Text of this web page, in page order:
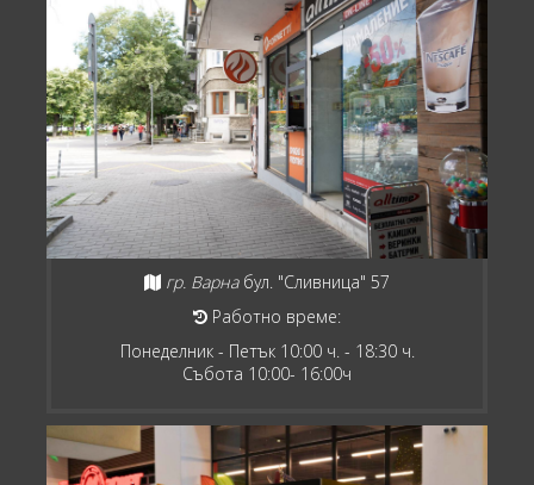
гр. Варна бул. "Сливница" 57
Работно време:
Понеделник - Петък 10:00 ч. - 18:30 ч.
Събота 10:00- 16:00ч